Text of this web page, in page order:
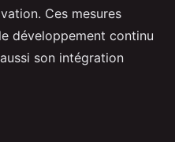
Ces mesures
développement continu
son intégration